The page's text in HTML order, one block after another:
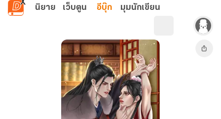
ข้ามไปยังเนื้อหาหลัก
นิยาย เว็บตูน อีบุ๊ก มุมนักเขียน